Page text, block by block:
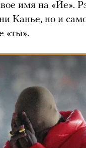
имя на «Йе».
Канье, но и
«ты».